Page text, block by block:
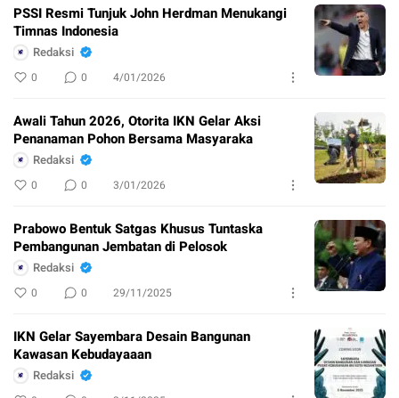
PSSI Resmi Tunjuk John Herdman Menukangi
Timnas Indonesia
Redaksi
0 0 4/01/2026
Awali Tahun 2026, Otorita IKN Gelar Aksi
Penanaman Pohon Bersama Masyaraka
Redaksi
0 0 3/01/2026
Prabowo Bentuk Satgas Khusus Tuntaska
Pembangunan Jembatan di Pelosok
Redaksi
0 0 29/11/2025
IKN Gelar Sayembara Desain Bangunan
Kawasan Kebudayaaan
Redaksi